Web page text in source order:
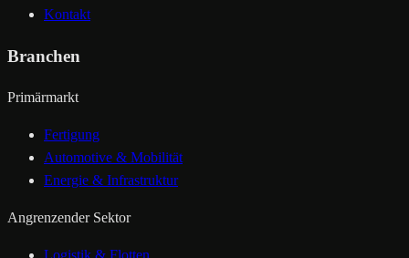
Kontakt
Branchen
Primärmarkt
Fertigung
Automotive & Mobilität
Energie & Infrastruktur
Angrenzender Sektor